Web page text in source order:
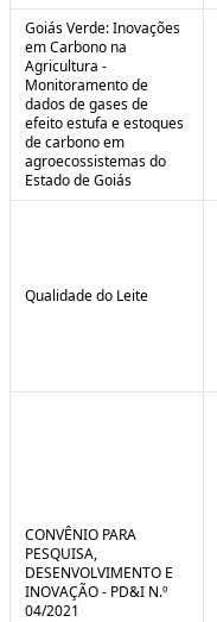
Goiás Verde: Inovações
em Carbono na
Agricultura -
Monitoramento de
dados de gases de
efeito estufa e estoques
de carbono em
agroecossistemas do
Estado de Goiás
Qualidade do Leite
CONVÊNIO PARA
PESQUISA,
DESENVOLVIMENTO E
INOVAÇÃO - PD&I N.º
04/2021